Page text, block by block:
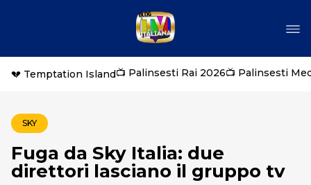
💔 Temptation Island📺 Palinsesti Rai 2026📺 Palinsesti
SKY
Fuga da Sky Italia: due
direttori lasciano il gruppo tv